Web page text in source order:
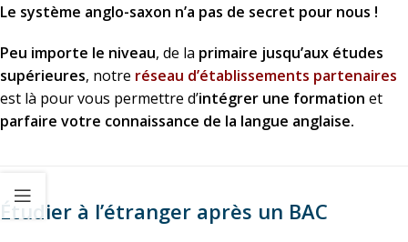
Le système anglo-saxon n’a pas de secret pour nous !
Peu importe le niveau, de la primaire jusqu’aux études
supérieures, notre réseau d’établissements partenaires
est là pour vous permettre d’intégrer une formation et
parfaire votre connaissance de la langue anglaise.
Étudier à l’étranger après un BAC